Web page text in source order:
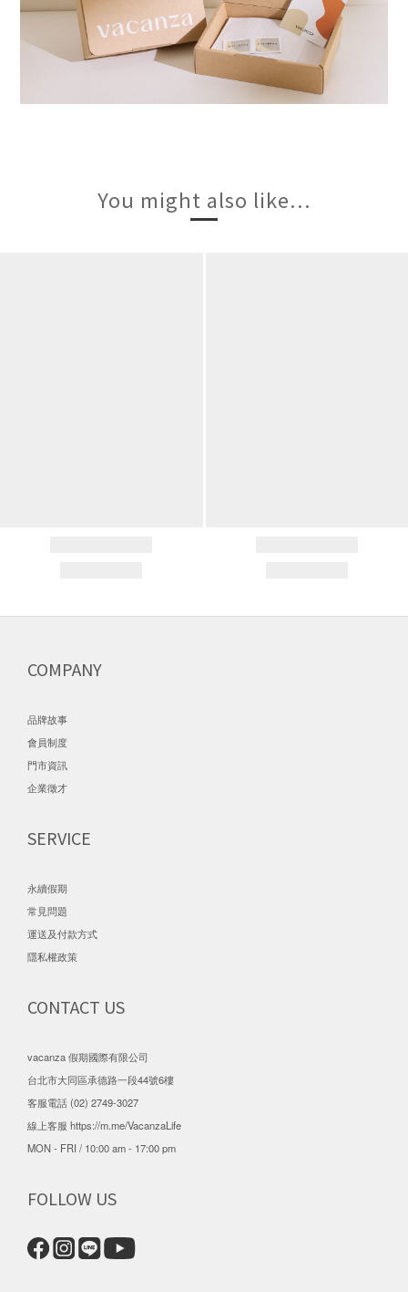
You might also like...
COMPANY
品牌故事
會員制度
門市資訊
企業徵才
SERVICE
永續假期
常見問題
運送及付款方式
隱私權政策
CONTACT US
vacanza 假期國際有限公司
台北市大同區承德路一段44號6樓
客服電話 (02) 2749-3027
線上客服 https://m.me/VacanzaLife
MON - FRI / 10:00 am - 17:00 pm
FOLLOW US